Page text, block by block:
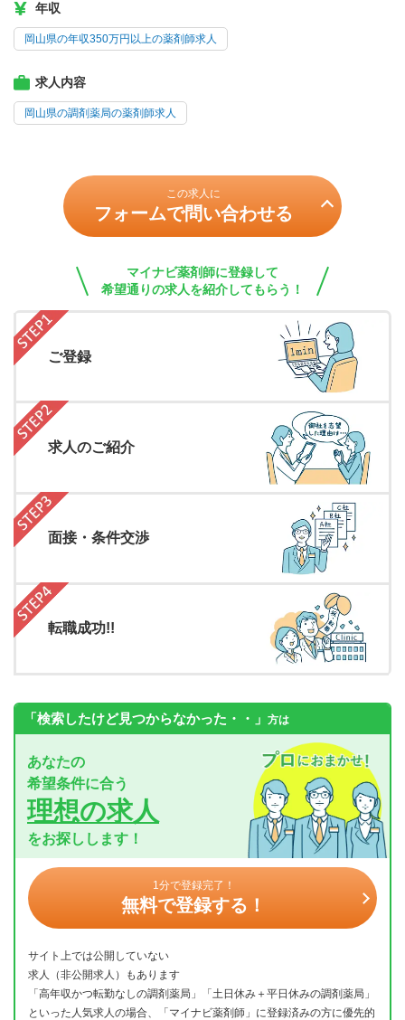
年収
岡山県の年収350万円以上の薬剤師求人
求人内容
岡山県の調剤薬局の薬剤師求人
この求人に
フォームで問い合わせる
マイナビ薬剤師に登録して
希望通りの求人を紹介してもらう！
ご登録
求人のご紹介
面接・条件交渉
転職成功!!
「検索したけど見つからなかった・・」 方は
あなたの
希望条件に合う
理想の求人
をお探しします！
1分で登録完了！
無料で登録する！
サイト上では公開していない
求人（非公開求人）もあります
「高年収かつ転勤なしの調剤薬局」「土日休み＋平日休みの調剤薬局」
といった人気求人の場合、「マイナビ薬剤師」に登録済みの方に優先的